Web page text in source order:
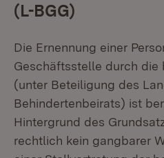
(L-BGG)
Die Ernennung einer
Geschäftsstelle durch die
(unter Beteiligung des
Behindertenbeirats) ist
Hintergrund des
rechtlich kein gangbarer